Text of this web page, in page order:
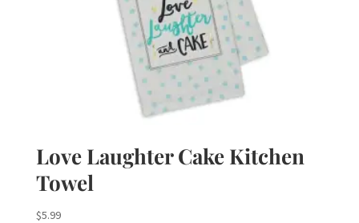
Love Laughter Cake Kitchen
Towel
$5.99